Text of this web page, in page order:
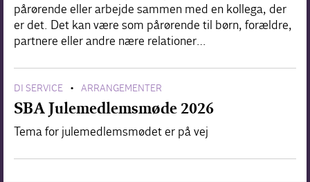
pårørende eller arbejde sammen med en kollega, der
er det. Det kan være som pårørende til børn, forældre,
partnere eller andre nære relationer…
DI SERVICE • ARRANGEMENTER
SBA Julemedlemsmøde 2026
Tema for julemedlemsmødet er på vej